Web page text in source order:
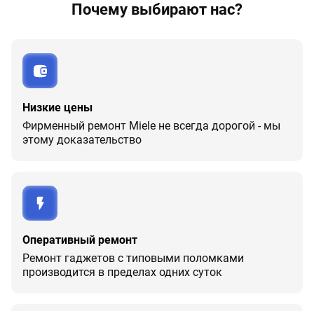
Почему выбирают нас?
Низкие цены
Фирменный ремонт Miele не всегда дорогой - мы
этому доказательство
Оперативный ремонт
Ремонт гаджетов с типовыми поломками
производится в пределах одних суток